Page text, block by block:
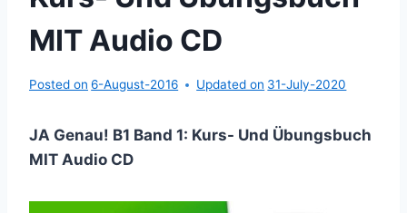
MIT Audio CD
Posted on 6-August-2016 Updated on 31-July-2020
JA Genau! B1 Band 1: Kurs- Und Übungsbuch
MIT Audio CD